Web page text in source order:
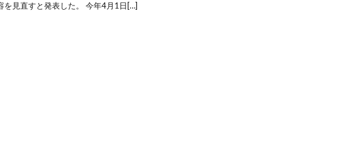
を見直すと発表した。 今年4月1日[…]